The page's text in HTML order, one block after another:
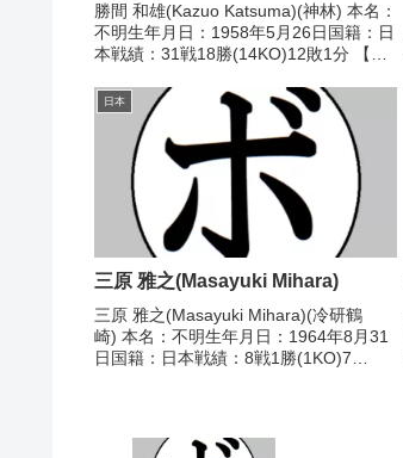
勝間 和雄(Kazuo Katsuma)(神林) 本名：
不明生年月日：1958年5月26日国籍：日
本戦績：31戦18勝(14KO)12敗1分 【獲
級王座第7代日本スーパーフライ級王
座 【戦歴】1980/0...
日本
三原 雅之(Masayuki Mihara)
三原 雅之(Masayuki Mihara)(冷研鶴
崎) 本名：不明生年月日：1964年8月31
日国籍：日本戦績：8戦1勝(1KO)7